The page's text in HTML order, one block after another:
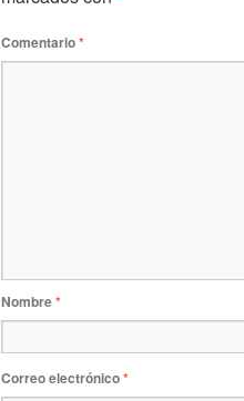
Comentario*
Nombre*
Correo electrónico*